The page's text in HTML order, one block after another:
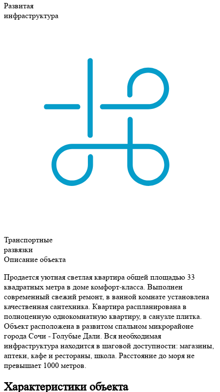
Развитая
инфраструктура
Транспортные
развязки
Описание объекта
Продается уютная светлая квартира общей площадью 33
квадратных метра в доме комфорт-класса. Выполнен
современный свежий ремонт, в ванной комнате установлена
качественная сантехника. Квартира распланирована в
полноценную однокомнатную квартиру, в санузле плитка.
Объект расположена в развитом спальном микрорайоне
города Сочи - Голубые Дали. Вся необходимая
инфраструктура находится в шаговой доступности: магазины,
аптеки, кафе и рестораны, школа. Расстояние до моря не
превышает 1000 метров.
Характеристики объекта